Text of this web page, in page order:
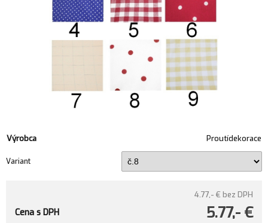
Výrobca Proutídekorace
Variant
4.77,- € bez DPH
5.77,- €
Cena s DPH